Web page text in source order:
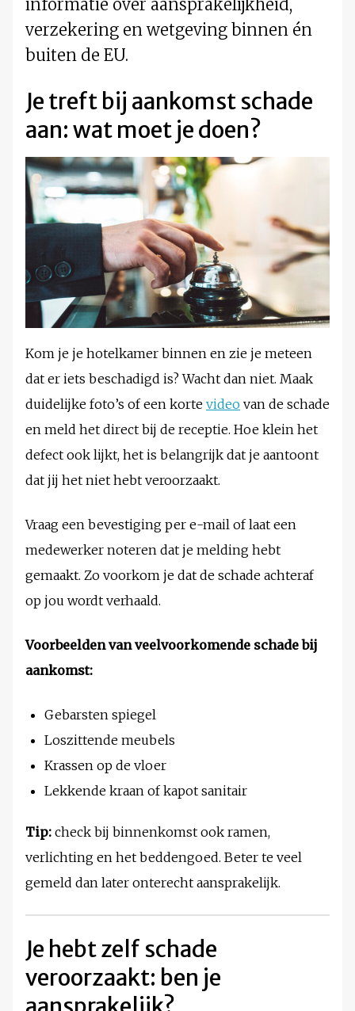
informatie over aansprakelijkheid,
verzekering en wetgeving binnen én
buiten de EU.
Je treft bij aankomst schade
aan: wat moet je doen?
Kom je je hotelkamer binnen en zie je meteen
dat er iets beschadigd is? Wacht dan niet. Maak
duidelijke foto’s of een korte video van de schade
en meld het direct bij de receptie. Hoe klein het
defect ook lijkt, het is belangrijk dat je aantoont
dat jij het niet hebt veroorzaakt.
Vraag een bevestiging per e-mail of laat een
medewerker noteren dat je melding hebt
gemaakt. Zo voorkom je dat de schade achteraf
op jou wordt verhaald.
Voorbeelden van veelvoorkomende schade bij
aankomst:
Gebarsten spiegel
Loszittende meubels
Krassen op de vloer
Lekkende kraan of kapot sanitair
Tip: check bij binnenkomst ook ramen,
verlichting en het beddengoed. Beter te veel
gemeld dan later onterecht aansprakelijk.
Je hebt zelf schade
veroorzaakt: ben je